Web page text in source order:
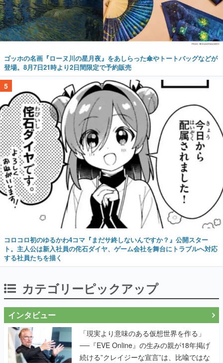
ゴッホの名画『ローヌ川の星月夜』をあしらった傘やトートバッグなどが
登場。8月7日21時より2日間限定で予約販売
5
コロコロ初のゆるかわ4コマ『まだサ終しないんですか？』公開スター
ト。主人公は新入社員の侘石ダイヤ、ゲーム会社を舞台にトラブルへ対応
する社員たちを描く
カテゴリーピックアップ
インタビュー
「現実より意味のある仮想世界を作る」
──『EVE Online』の生みの親が18年掲げ
続ける”クレイジーな宣言”は、比喩ではな